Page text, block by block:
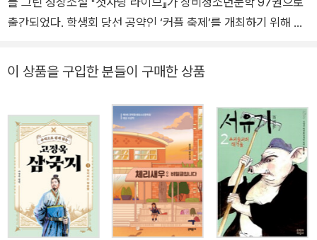
출간되었다. 학생회 당선 공약인 ‘커플 축제’를 개최하기 위해 분
가 쉽게 공감할 수 있는 소재를 각 장마다 에피소드 형식으로 풀
학상 ‘새로운작가상’을, 동화 『기억을 지워 주는 문방구』로 제11
회 건대창작동화상을 수상하며 작품 활동을 시작한 조규미 작가
는 그간 『옥상에서 10분만』 『가면생활자』 등 청소년소설을 활발
히 펴내며 10대들의 성장에 관심을 기울여 왔다. 이번 작품에서
는 ‘첫사랑’이라는 설레는 키워드로 난생처음 커다란 변화를 겪게
된 청소년의 마음을 다정하게 살핀다. 작가는 인생의 어떤 시기에
는 혼란과 실패가 당연한 것이라 말하며, 첫사랑이 짝사랑으로 끝
이 상품을 구입한 분들이 구매한 상품